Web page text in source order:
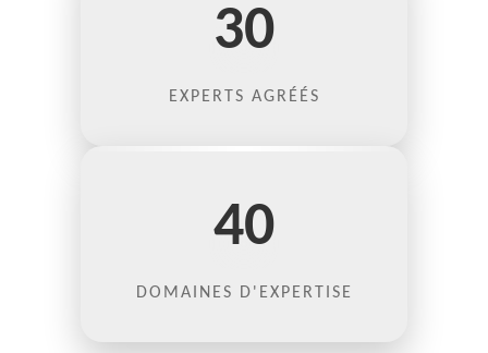
30
EXPERTS AGRÉÉS
40
DOMAINES D'EXPERTISE